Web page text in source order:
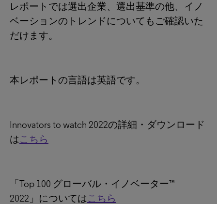
レポートでは選出企業、選出基準の他、イノ
ベーションのトレンドについてもご確認いた
だけます。
本レポートの言語は英語です。
Innovators to watch 2022の詳細・ダウンロード
はこちら
「Top 100 グローバル・イノベーター™
2022」についてはこちら